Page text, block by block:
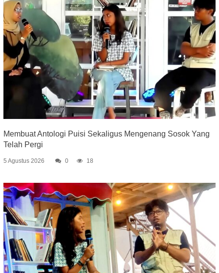
Membuat Antologi Puisi Sekaligus Mengenang Sosok Yang
Telah Pergi
5 Agustus 2026 0 18